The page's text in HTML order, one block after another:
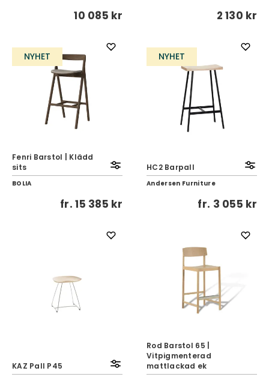
10 085 kr 2 130 kr
NYHET
Fenri Barstol | Klädd
sits
BOLIA
fr.15 385 kr
NYHET
HC2 Barpall
Andersen Furniture
fr. 3 055 kr
KAZ Pall P45
Rod Barstol 65 |
Vitpigmenterad
mattlackad ek